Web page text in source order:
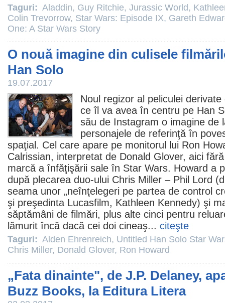
Taguri: Aladdin, Guy Ritchie, Jurassic World,
Colin Trevorrow, Star Wars: Episode IX, Gareth
One: A Star Wars Story
O nouă imagine din culisele
Han Solo
19.07.2017
Noul regizor al peliculei
ce îl va avea în centru pe Han
său de Instagram o imagine de
personajele de referinţă în
spaţial. Cel care apare pe monitorul lui Ron
Calrissian, interpretat de Donald Glover, aici
marcă a înfăţişării sale în Star Wars. Howard a
după plecarea duo-ului Chris Miller – Phil Lord
seama unor „neînţelegeri pe partea de control
şi preşedinta Lucasfilm, Kathleen Kennedy) şi
săptămâni de filmări, plus alte cinci pentru
lămurit încă dacă cei doi cineaş... citeşte
Taguri: Alden Ehrenreich, Untitled Han Solo Star
Chris Miller, Donald Glover, Ron Howard
„Fata dinainte", de J.P. Delaney,
Buzz Books, la Editura Litera